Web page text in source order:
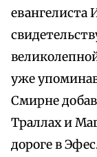
евангелиста
уже
Смирне
Траллах и
дороге в